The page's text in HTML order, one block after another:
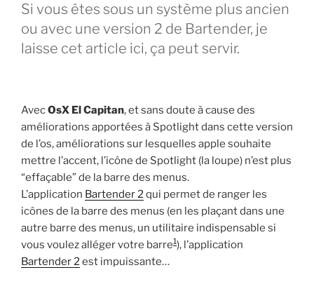
Si vous êtes sous un système plus ancien
ou avec une version 2 de Bartender, je
laisse cet article ici, ça peut servir.
AvecOsX El Capitan, et sans doute à cause des
améliorations apportées à Spotlight dans cette version
de l’os, améliorations sur lesquelles apple souhaite
mettre l’accent, l’icône de Spotlight (la loupe) n’est plus
“effaçable” de la barre des menus.
L’application Bartender 2qui permet de ranger les
icônes de la barre des menus (en les plaçant dans une
autre barre des menus, un utilitaire indispensable si
vous voulez alléger votre barre1), l’application
Bartender 2est impuissante…